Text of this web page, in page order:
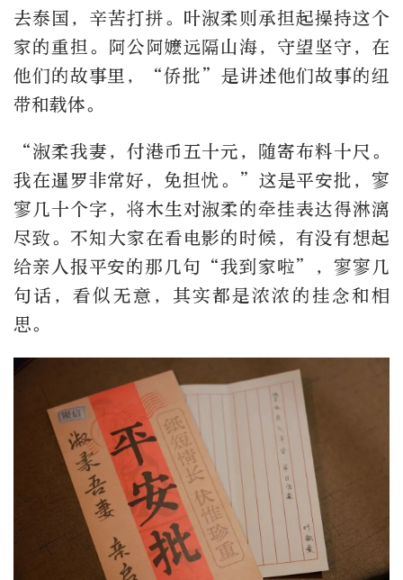
去泰国，辛苦打拼。叶淑柔则承担起操持这个
家的重担。阿公阿嬷远隔山海，守望坚守，在
他们的故事里，“侨批”是讲述他们故事的纽
带和载体。
“淑柔我妻，付港币五十元，随寄布料十尺。
我在暹罗非常好，免担忧。”这是平安批，寥
寥几十个字，将木生对淑柔的牵挂表达得淋漓
尽致。不知大家在看电影的时候，有没有想起
给亲人报平安的那几句“我到家啦”，寥寥几
句话，看似无意，其实都是浓浓的挂念和相
思。